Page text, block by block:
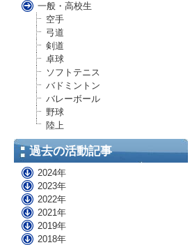
一般・高校生
空手
弓道
剣道
卓球
ソフトテニス
バドミントン
バレーボール
野球
陸上
過去の活動記事
2024年
2023年
2022年
2021年
2019年
2018年